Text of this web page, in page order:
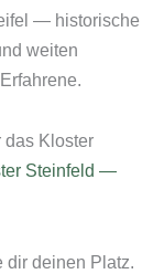
— historische
weiten
das Kloster
Steinfeld —
dir deinen Platz.